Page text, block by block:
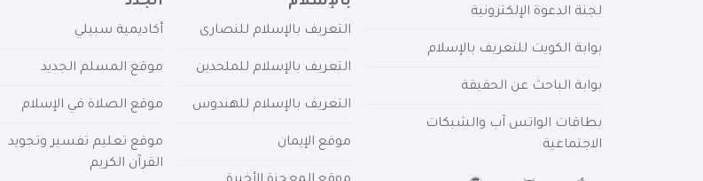
لجنة الدعوة الإلكترونية
بوابة الكويت للتعريف بالإسلام
بوابة الباحث عن الحقيقة
بطاقات الواتس آب والشبكات
الاجتماعية
التعريف بالإسلام للنصارى
التعريف بالإسلام للملحدين
التعريف بالإسلام للهندوس
موقع الإيمان
أكاديمية سبيلي
موقع المسلم الجديد
موقع الصلاة في الإسلام
موقع تعليم تفسير وتجويد
القرآن الكريم